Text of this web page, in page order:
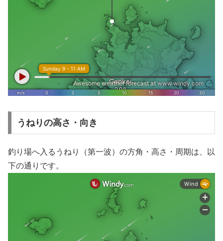
うねりの高さ・向き
釣り場へ入るうねり（第一波）の方角・高さ・周期は、以
下の通りです。